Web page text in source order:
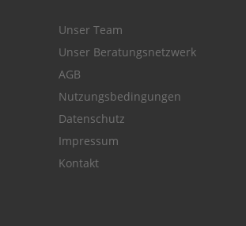
Unser Team
Unser Beratungsnetzwerk
AGB
Nutzungsbedingungen
Datenschutz
Impressum
Kontakt